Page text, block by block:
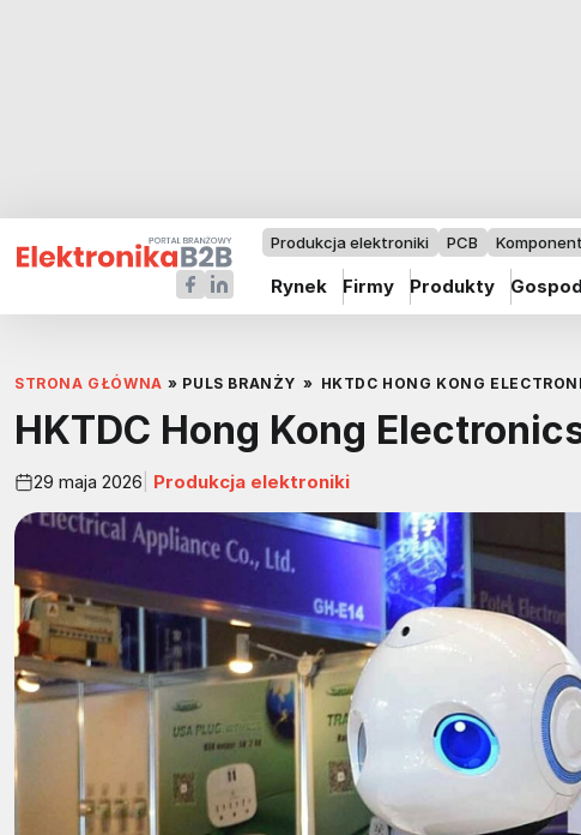
Produkcja elektroniki PCB
Rynek Firmy Produkty
STRONA GŁÓWNA » PULS BRANŻY » HKTDC HONG KONG
HKTDC Hong Kong
29 maja 2026 Produkcja elektroniki